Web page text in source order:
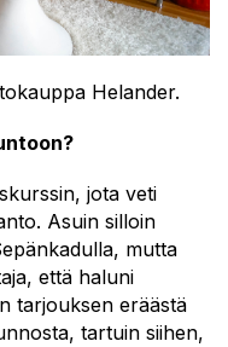
Helander.
jota veti
Asuin silloin
mutta
että haluni
tarjouksen eräästä
tartuin siihen,